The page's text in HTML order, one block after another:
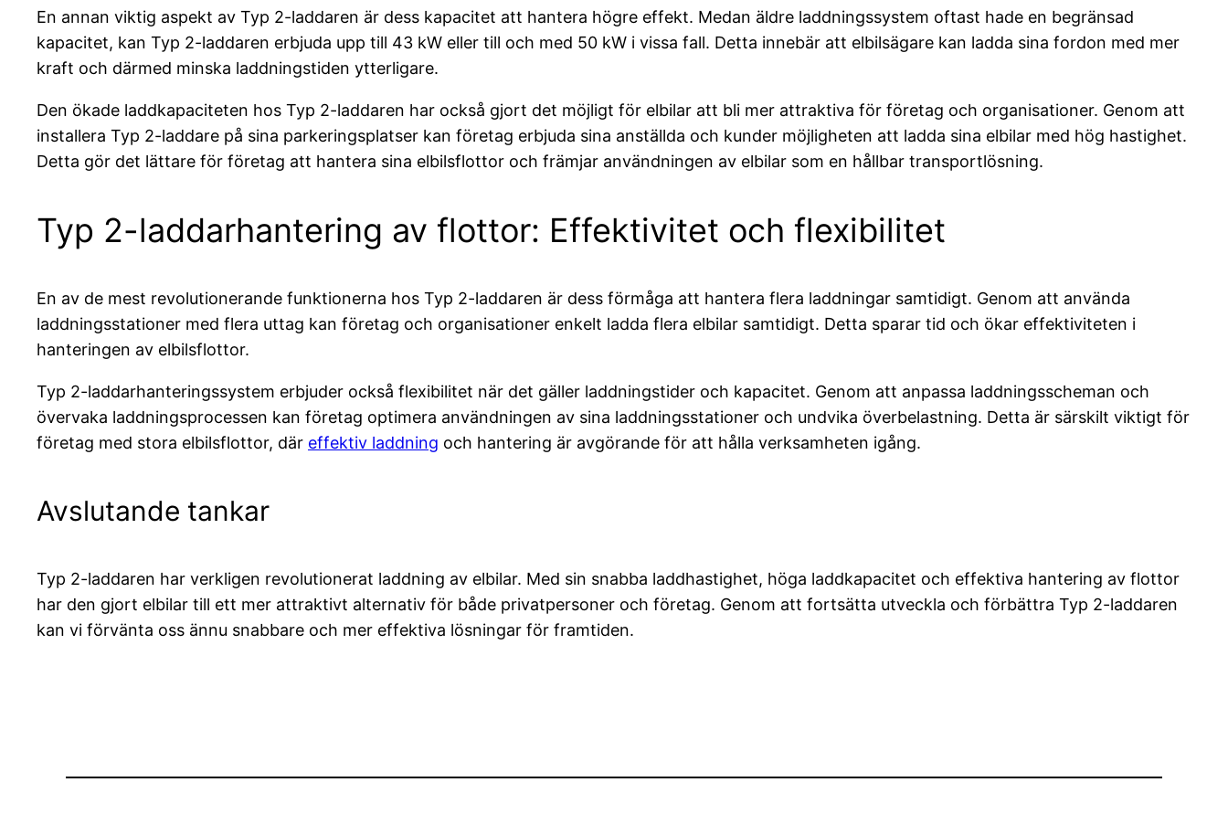
En annan viktig aspekt av Typ 2-laddaren är dess kapacitet att hantera högre effekt. Medan äldre laddningssystem oftast hade en begränsad
kapacitet, kan Typ 2-laddaren erbjuda upp till 43 kW eller till och med 50 kW i vissa fall. Detta innebär att elbilsägare kan ladda sina fordon med mer
kraft och därmed minska laddningstiden ytterligare.
Den ökade laddkapaciteten hos Typ 2-laddaren har också gjort det möjligt för elbilar att bli mer attraktiva för företag och organisationer. Genom att
installera Typ 2-laddare på sina parkeringsplatser kan företag erbjuda sina anställda och kunder möjligheten att ladda sina elbilar med hög hastighet.
Detta gör det lättare för företag att hantera sina elbilsflottor och främjar användningen av elbilar som en hållbar transportlösning.
Typ 2-laddarhantering av flottor: Effektivitet och flexibilitet
En av de mest revolutionerande funktionerna hos Typ 2-laddaren är dess förmåga att hantera flera laddningar samtidigt. Genom att använda
laddningsstationer med flera uttag kan företag och organisationer enkelt ladda flera elbilar samtidigt. Detta sparar tid och ökar effektiviteten i
hanteringen av elbilsflottor.
Typ 2-laddarhanteringssystem erbjuder också flexibilitet när det gäller laddningstider och kapacitet. Genom att anpassa laddningsscheman och
övervaka laddningsprocessen kan företag optimera användningen av sina laddningsstationer och undvika överbelastning. Detta är särskilt viktigt för
företag med stora elbilsflottor, där effektiv laddning och hantering är avgörande för att hålla verksamheten igång.
Avslutande tankar
Typ 2-laddaren har verkligen revolutionerat laddning av elbilar. Med sin snabba laddhastighet, höga laddkapacitet och effektiva hantering av flottor
har den gjort elbilar till ett mer attraktivt alternativ för både privatpersoner och företag. Genom att fortsätta utveckla och förbättra Typ 2-laddaren
kan vi förvänta oss ännu snabbare och mer effektiva lösningar för framtiden.